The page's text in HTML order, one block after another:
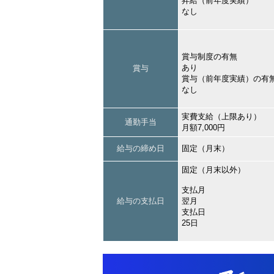
なし
賞与
賞与制度の有無
あり
賞与（前年度実績）の有
なし
通勤手当
実費支給（上限あり）
月額7,000円
給与の締め日 固定（月末）
給与の支払日
固定（月末以外）
支払月
翌月
支払日
25日